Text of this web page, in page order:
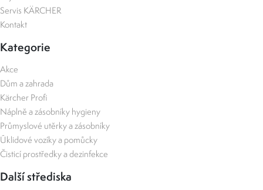
Servis KÄRCHER
Kontakt
Kategorie
Akce
Dům a zahrada
Kärcher Profi
Náplně a zásobníky hygieny
Průmyslové utěrky a zásobníky
Úklidové vozíky a pomůcky
Čisticí prostředky a dezinfekce
Další střediska